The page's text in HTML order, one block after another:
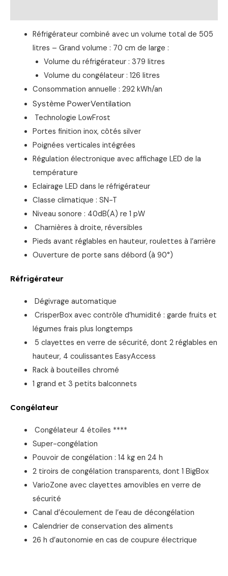
Réfrigérateur combiné avec un volume total de 505
litres – Grand volume : 70 cm de large :
Volume du réfrigérateur : 379 litres
Volume du congélateur : 126 litres
Consommation annuelle : 292 kWh/an
Système PowerVentilation
Technologie LowFrost
Portes finition inox, côtés silver
Poignées verticales intégrées
Régulation électronique avec affichage LED de la
température
Eclairage LED dans le réfrigérateur
Classe climatique : SN-T
Niveau sonore : 40dB(A) re 1 pW
Charnières à droite, réversibles
Pieds avant réglables en hauteur, roulettes à l’arrière
Ouverture de porte sans débord (à 90°)
Réfrigérateur
Dégivrage automatique
CrisperBox avec contrôle d’humidité : garde fruits et
légumes frais plus longtemps
5 clayettes en verre de sécurité, dont 2 réglables en
hauteur, 4 coulissantes EasyAccess
Rack à bouteilles chromé
1 grand et 3 petits balconnets
Congélateur
Congélateur 4 étoiles ****
Super-congélation
Pouvoir de congélation : 14 kg en 24 h
2 tiroirs de congélation transparents, dont 1 BigBox
VarioZone avec clayettes amovibles en verre de
sécurité
Canal d’écoulement de l’eau de décongélation
Calendrier de conservation des aliments
26 h d’autonomie en cas de coupure électrique